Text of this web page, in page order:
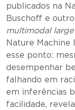
publicados na
Buschoff e
multimodal
Nature
esse ponto:
desempenhar
falhando em
em inferências
facilidade,